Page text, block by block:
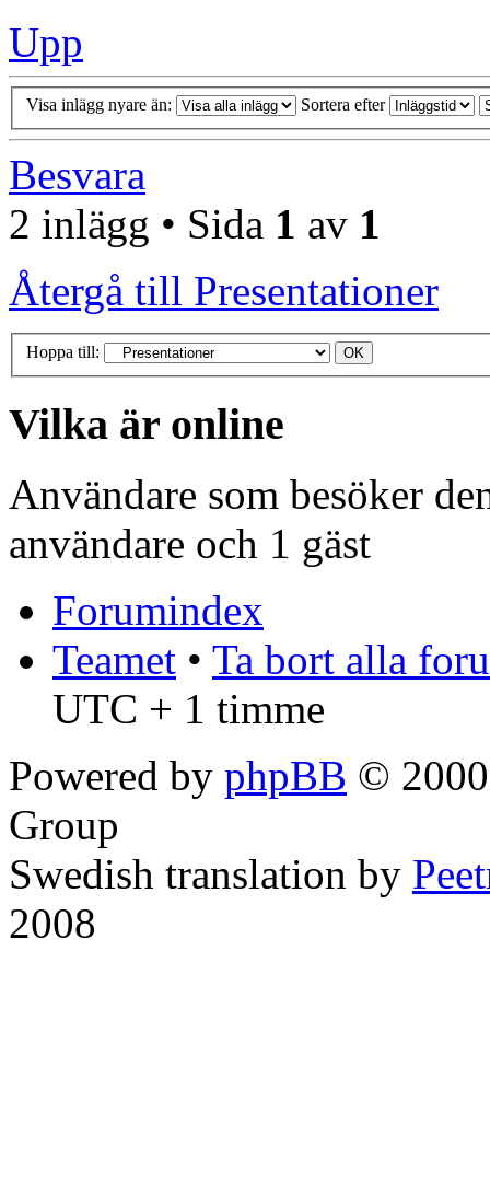
Upp
Visa inlägg nyare än: Sortera efter
Besvara
2 inlägg • Sida 1 av 1
Återgå till Presentationer
Hoppa till:
Vilka är online
Användare som besöker
användare och 1 gäst
Forumindex
Teamet • Ta bort alla
UTC + 1 timme
Powered by phpBB ©
Group
Swedish translation by
2008